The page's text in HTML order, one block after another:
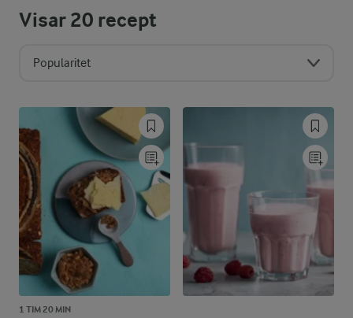
Visar20 recept
Popularitet
1 TIM 20 MIN